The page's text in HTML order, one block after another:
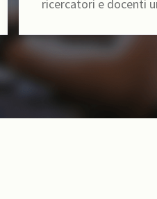
ricercatori e docenti